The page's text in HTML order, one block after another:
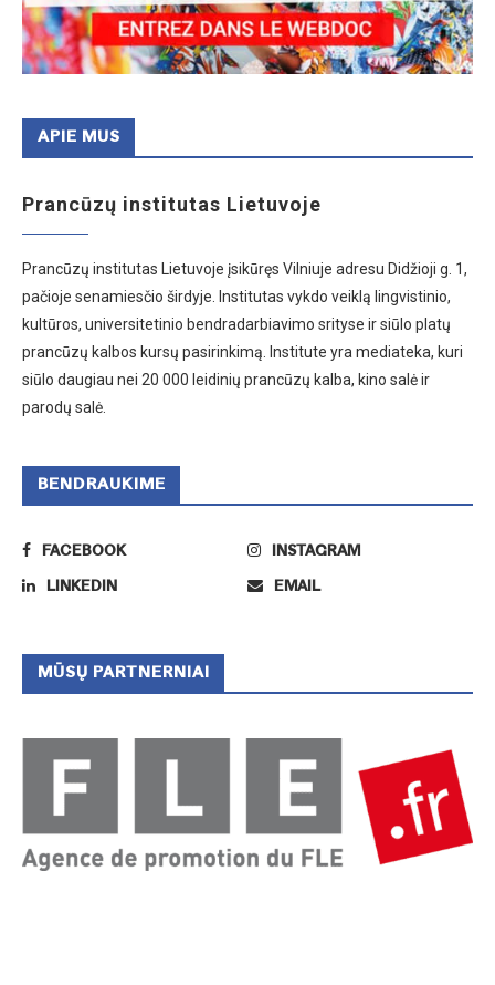
APIE MUS
Prancūzų institutas Lietuvoje
Prancūzų institutas Lietuvoje įsikūręs Vilniuje adresu Didžioji g. 1,
pačioje senamiesčio širdyje. Institutas vykdo veiklą lingvistinio,
kultūros, universitetinio bendradarbiavimo srityse ir siūlo platų
prancūzų kalbos kursų pasirinkimą. Institute yra mediateka, kuri
siūlo daugiau nei 20 000 leidinių prancūzų kalba, kino salė ir
parodų salė.
BENDRAUKIME
FACEBOOK INSTAGRAM
LINKEDIN EMAIL
MŪSŲ PARTNERNIAI